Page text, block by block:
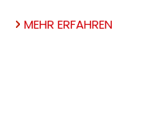
MEHR ERFAHREN